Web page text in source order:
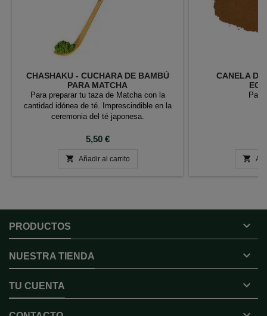
CHASHAKU - CUCHARA DE BAMBÚ
PARA MATCHA
Para preparar tu taza de Matcha con la
cantidad idónea de té. Imprescindible en la
ceremonia del té japonesa.
Precio
5,50 €
 Añadir al carrito
CANELA

PRODUCTOS 
NUESTRA TIENDA 
TU CUENTA 